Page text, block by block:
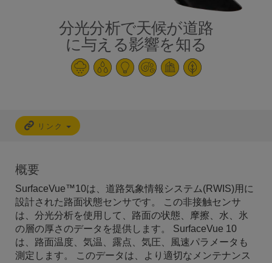
分光分析で天候が道路
に与える影響を知る
リンク
概要
SurfaceVue™10は、道路気象情報システム(RWIS)用に
設計された路面状態センサです。 この非接触センサ
は、分光分析を使用して、路面の状態、摩擦、水、氷
の層の厚さのデータを提供します。 SurfaceVue 10
は、路面温度、気温、露点、気圧、風速パラメータも
測定します。 このデータは、より適切なメンテナンス